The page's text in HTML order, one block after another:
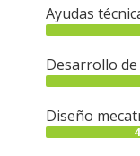
Ayudas
Desarrollo
Diseño